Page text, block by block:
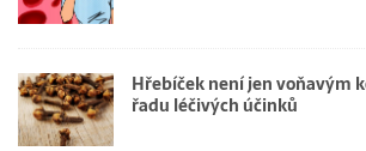
Hřebíček není jen voňavým
řadu léčivých účinků